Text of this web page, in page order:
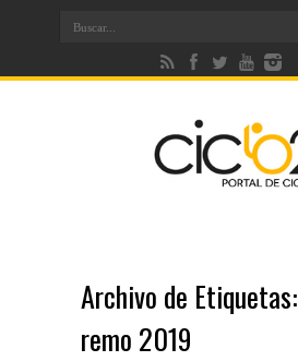
Archivo de Etiquetas:
remo 2019